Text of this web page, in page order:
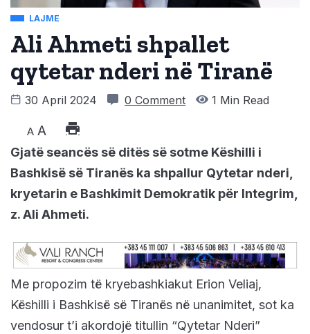
LAJME
Ali Ahmeti shpallet
qytetar nderi në Tiranë
30 April 2024 0 Comment 1 Min Read
A A
Gjatë seancës së ditës së sotme Këshilli i
Bashkisë së Tiranës ka shpallur Qytetar nderi,
kryetarin e Bashkimit Demokratik për Integrim,
z. Ali Ahmeti.
Me propozim të kryebashkiakut Erion Veliaj,
Këshilli i Bashkisë së Tiranës në unanimitet, sot ka
vendosur t’i akordojë titullin “Qytetar Nderi”